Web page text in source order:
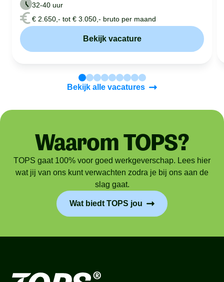
32-40 uur
€ 2.650,- tot € 3.050,- bruto per maand
Bekijk vacature
Bekijk alle vacatures
Waarom TOPS?
TOPS gaat 100% voor goed werkgeverschap. Lees hier
wat jij van ons kunt verwachten zodra je bij ons aan de
slag gaat.
Wat biedt TOPS jou